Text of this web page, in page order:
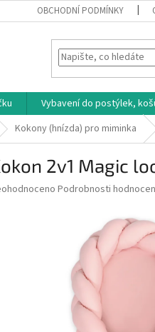
OBCHODNÍ PODMÍNKY
Vybavení do postýlek,
Kokony (hnízda) pro miminka
2v1 Magic
Podrobnosti